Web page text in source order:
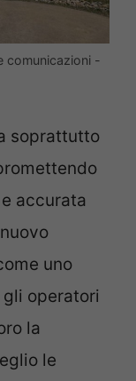
comunicazioni -
soprattutto
accurata
uno
operatori
la
le